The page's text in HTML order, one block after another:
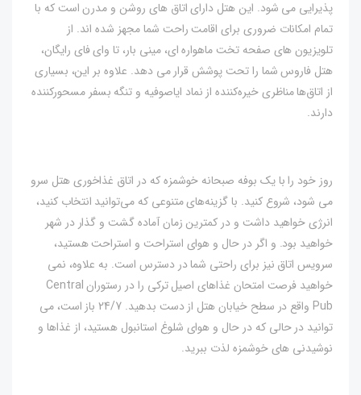
پذیرایی می شود. این هتل دارای اتاق های روشن و مدرن است که با
تمام امکانات ضروری برای اقامت راحت شما مجهز شده اند. از
تلویزیون های صفحه تخت ماهواره ای، مینی بار، تا وای فای رایگان،
هتل فاروس شما را تحت پوشش قرار می دهد. علاوه بر این، بسیاری
از اتاق‌ها مناظری خیره‌کننده از نماد ایاصوفیه و تنگه بسفر مسحورکننده
دارند.
روز خود را با یک بوفه صبحانه خوشمزه که در اتاق غذاخوری هتل سرو
می شود، شروع کنید. با گزینه‌های متنوعی که می‌توانید انتخاب کنید،
انرژی خواهید داشت و در کمترین زمان آماده گشت و گذار در شهر
خواهید بود. و اگر در حال و هوای استراحت و استراحت هستید،
سرویس اتاق نیز برای راحتی شما در دسترس است. به علاوه، نمی
خواهید فرصت امتحان غذاهای اصیل ترکی را در رستوران Central
Pub واقع در سطح خیابان هتل از دست بدهید. 24/7 باز است، می
توانید در حالی که در حال و هوای شلوغ استانبول هستید، از غذاها و
نوشیدنی های خوشمزه لذت ببرید.